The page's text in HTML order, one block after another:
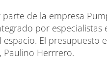
de la empresa
por especialistas
El presupuesto
Paulino Herrrero.